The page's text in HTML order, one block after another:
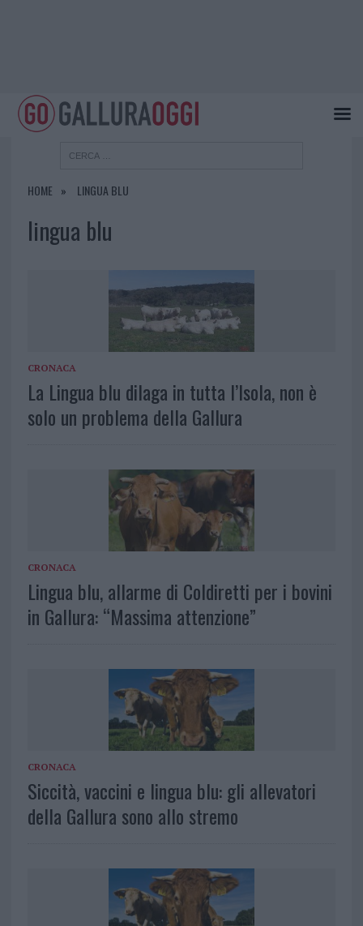
HOME LINGUA BLU
lingua blu
CRONACA
La Lingua blu dilaga in tutta l’Isola, non è
solo un problema della Gallura
CRONACA
Lingua blu, allarme di Coldiretti per i bovini
in Gallura: “Massima attenzione”
CRONACA
Siccità, vaccini e lingua blu: gli allevatori
della Gallura sono allo stremo